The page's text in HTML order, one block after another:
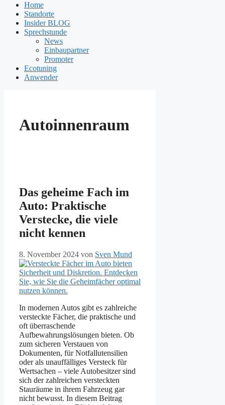
Home
Standorte
Insider BLOG
Sprechstunde
News
Einbaupartner
Promoter
Ecotuning
Anwender
Autoinnenraum
Das geheime Fach im
Auto: Praktische
Verstecke, die viele
nicht kennen
8. November 2024 von Sven Mund
In modernen Autos gibt es zahlreiche
versteckte Fächer, die praktische und
oft überraschende
Aufbewahrungslösungen bieten. Ob
zum sicheren Verstauen von
Dokumenten, für Notfallutensilien
oder als unauffälliges Versteck für
Wertsachen – viele Autobesitzer sind
sich der zahlreichen versteckten
Stauräume in ihrem Fahrzeug gar
nicht bewusst. In diesem Beitrag